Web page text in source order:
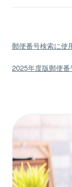
郵便番号検索に使
2025年度版郵便